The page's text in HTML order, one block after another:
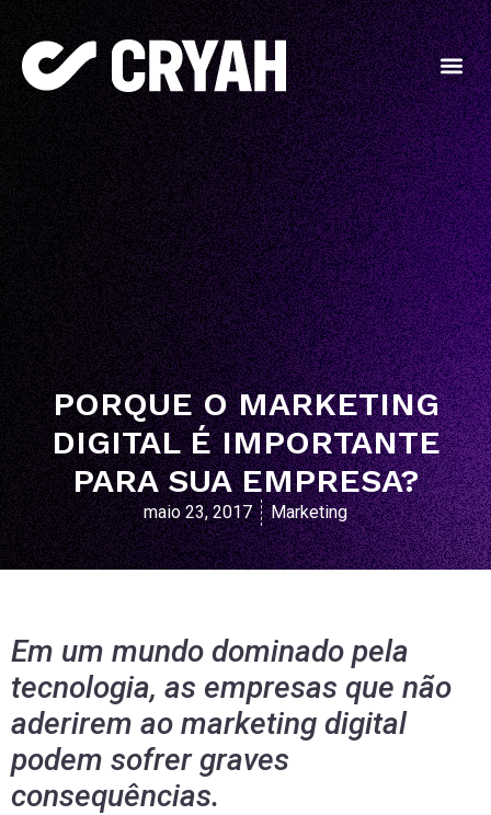
PORQUE O MARKETING
DIGITAL É IMPORTANTE
PARA SUA EMPRESA?
maio 23, 2017 Marketing
Em um mundo dominado pela
tecnologia, as empresas que não
aderirem ao marketing digital
podem sofrer graves
consequências.